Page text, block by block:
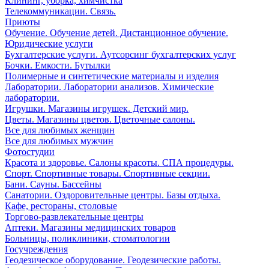
Телекоммуникации. Связь.
Приюты
Обучение. Обучение детей. Дистанционное обучение.
Юридические услуги
Бухгалтерские услуги. Аутсорсинг бухгалтерских услуг
Бочки. Емкости. Бутылки
Полимерные и синтетические материалы и изделия
Лаборатории. Лаборатории анализов. Химические
лаборатории.
Игрушки. Магазины игрушек. Детский мир.
Цветы. Магазины цветов. Цветочные салоны.
Все для любимых женщин
Все для любимых мужчин
Фотостудии
Красота и здоровье. Салоны красоты. СПА процедуры.
Спорт. Спортивные товары. Спортивные секции.
Бани. Сауны. Бассейны
Санатории. Оздоровительные центры. Базы отдыха.
Кафе, рестораны, столовые
Торгово-развлекательные центры
Аптеки. Магазины медицинских товаров
Больницы, поликлиники, стоматологии
Госучреждения
Геодезическое оборудование. Геодезические работы.